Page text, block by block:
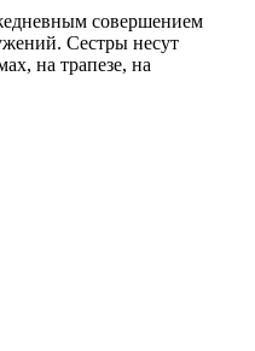
совершением
Сестры несут
на трапезе, на